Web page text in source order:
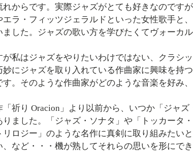
れからです。実際ジャズがとても好きなのです
エラ・フィッツジェラルドといった女性歌手と
ました。ジャズの歌い方を学びたくてヴォーカ
が私はジャズをやりたいわけではない、クラシ
妙にジャズを取り入れている作曲家に興味を持
す。そのような作曲家がどのような音楽を好み
「祈り Oracion」より以前から、いつか「ジャ
りました。「ジャズ・ソナタ」や「トッカータ
リロジー」のような名作に真剣に取り組みた
、など・・・機が熟してそれらの思いを形にで